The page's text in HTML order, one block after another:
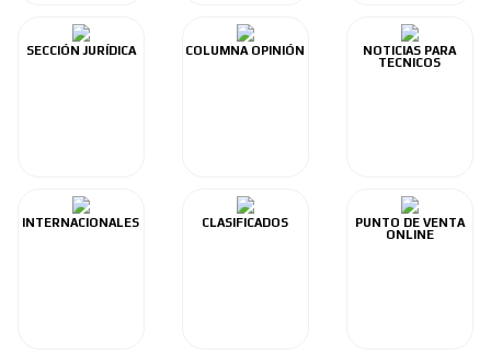
SECCIÓN JURÍDICA COLUMNA OPINIÓN
NOTICIAS PARA
TECNICOS
INTERNACIONALES CLASIFICADOS
PUNTO DE VENTA
ONLINE